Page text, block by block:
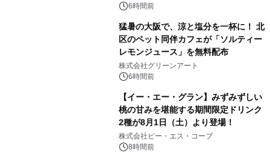
6時間前
猛暑の大阪で、涼と塩分を一杯に！ 北
区のペット同伴カフェが「ソルティー
レモンジュース」を無料配布
株式会社グリーンアート
6時間前
【イー・エー・グラン】みずみずしい
桃の甘みを堪能する期間限定ドリンク
2種が8月1日（土）より登場！
株式会社ピー・エス・コープ
8時間前